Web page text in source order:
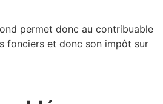
permet donc au contribuable
fonciers et donc son impôt sur